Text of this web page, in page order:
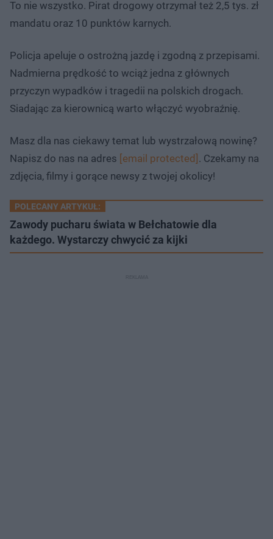
To nie wszystko. Pirat drogowy otrzymał też 2,5 tys. zł
mandatu oraz 10 punktów karnych.
Policja apeluje o ostrożną jazdę i zgodną z przepisami.
Nadmierna prędkość to wciąż jedna z głównych
przyczyn wypadków i tragedii na polskich drogach.
Siadając za kierownicą warto włączyć wyobraźnię.
Masz dla nas ciekawy temat lub wystrzałową nowinę?
Napisz do nas na adres [email protected] . Czekamy na
zdjęcia, filmy i gorące newsy z twojej okolicy!
POLECANY ARTYKUŁ:
Zawody pucharu świata w Bełchatowie dla
każdego. Wystarczy chwycić za kijki